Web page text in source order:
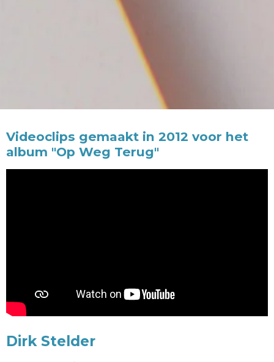
Videoclips gemaakt in 2012 voor het
album "Op Weg Terug"
Dirk Stelder